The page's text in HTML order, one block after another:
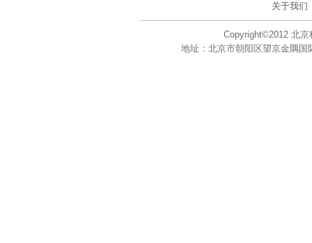
关于我们
Copyright©2012 北
地址：北京市朝阳区望京金隅国